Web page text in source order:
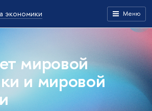
экономики Меню
мировой
и мировой